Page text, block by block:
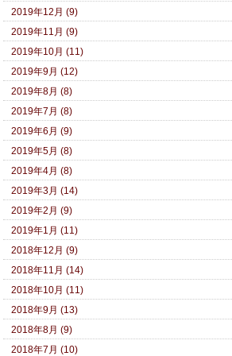
2019年12月 (9)
2019年11月 (9)
2019年10月 (11)
2019年9月 (12)
2019年8月 (8)
2019年7月 (8)
2019年6月 (9)
2019年5月 (8)
2019年4月 (8)
2019年3月 (14)
2019年2月 (9)
2019年1月 (11)
2018年12月 (9)
2018年11月 (14)
2018年10月 (11)
2018年9月 (13)
2018年8月 (9)
2018年7月 (10)